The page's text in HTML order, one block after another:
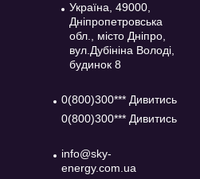
Україна, 49000,
Дніпропетровська
обл., місто Дніпро,
вул.Дубініна Володі,
будинок 8
0(800)300*** Дивитись
0(800)300*** Дивитись
info@sky-
energy.com.ua